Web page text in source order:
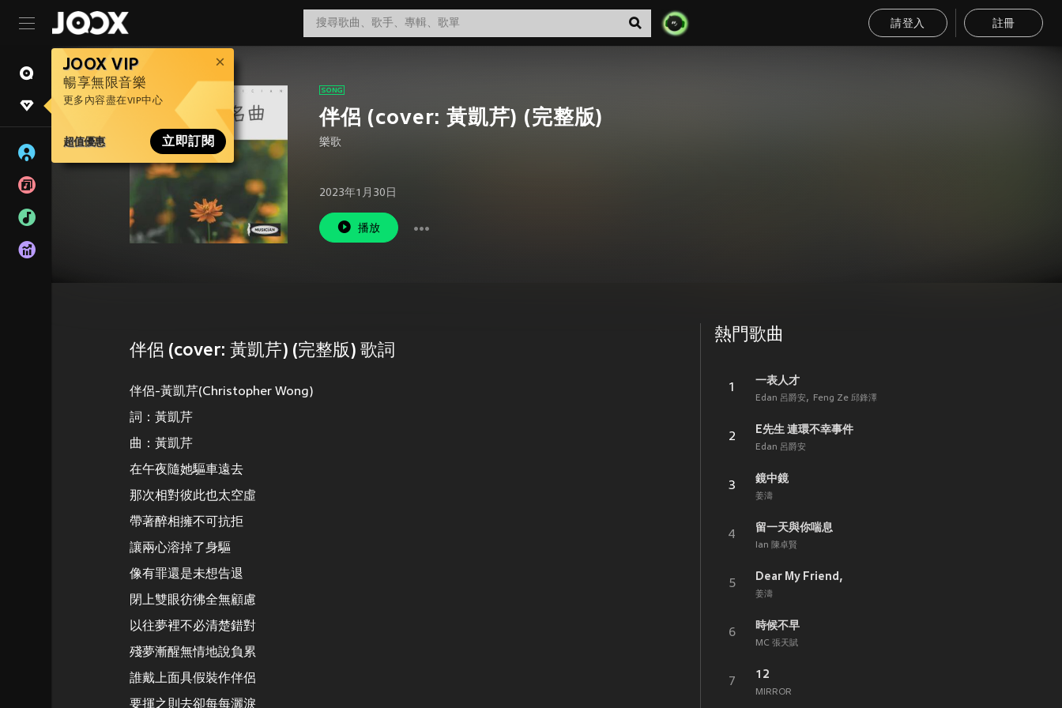
請登入 註冊
JOOX VIP
暢享無限音樂
更多內容盡在VIP中心
超值優惠 立即訂閱
伴侶 (cover: 黃凱芹) (完整版)
樂歌
2023年1月30日
播放
伴侶 (cover: 黃凱芹) (完整版) 歌詞
伴侶-黃凱芹(Christopher Wong)
詞：黃凱芹
曲：黃凱芹
在午夜隨她驅車遠去
那次相對彼此也太空虛
帶著醉相擁不可抗拒
讓兩心溶掉了身驅
像有罪還是未想告退
閉上雙眼彷彿全無顧慮
以往夢裡不必清楚錯對
殘夢漸醒無情地說負累
誰戴上面具假裝作伴侶
要揮之則去卻每每灑淚
熱門歌曲
1
一表人才
Edan 呂爵安 Feng Ze 邱鋒澤
2
E先生 連環不幸事件
Edan 呂爵安
3
鏡中鏡
姜濤
4
留一天與你喘息
Ian 陳卓賢
5
Dear My Friend,
姜濤
6
時候不早
MC 張天賦
7
12
MIRROR